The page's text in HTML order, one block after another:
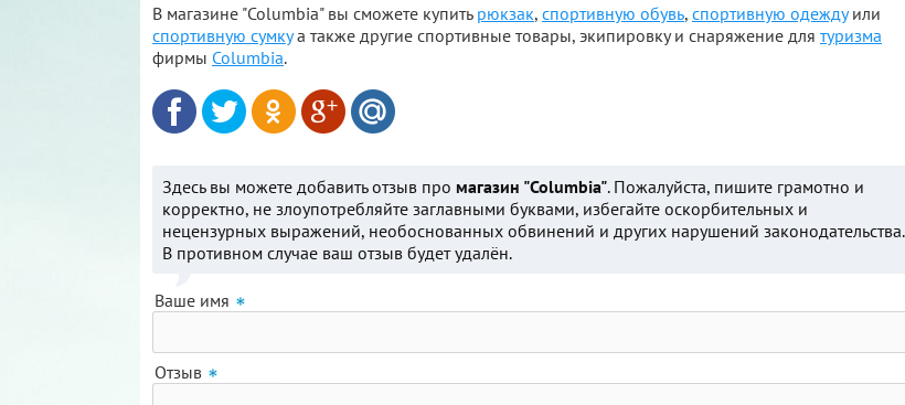
В магазине "Columbia" вы сможете купить рюкзак, спортивную обувь, спортивную одеждуили
спортивную сумкуа также другие спортивные товары, экипировку и снаряжение для туризма
фирмы Columbia.
Здесь вы можете добавить отзыв про магазин "Columbia". Пожалуйста, пишите грамотно и
корректно, не злоупотребляйте заглавными буквами, избегайте оскорбительных и
нецензурных выражений, необоснованных обвинений и других нарушений законодательства.
В противном случае ваш отзыв будет удалён.
Ваше имя
Отзыв